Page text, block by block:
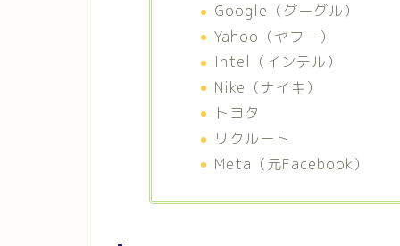
Google（グーグル）
Yahoo（ヤフー）
Intel（インテル）
Nike（ナイキ）
トヨタ
リクルート
Meta（元Facebook）